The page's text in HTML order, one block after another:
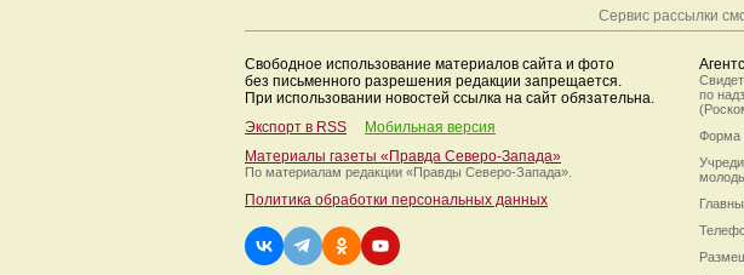
Сервис рассылки
Свободное использование материалов сайта и фото
без письменного разрешения редакции запрещается.
При использовании новостей ссылка на сайт обязательна.
Экспорт в RSS
Мобильная версия
Материалы газеты «Правда Северо-Запада»
По материалам редакции «Правды Северо-Запада».
Политика обработки персональных данных
по
Форма